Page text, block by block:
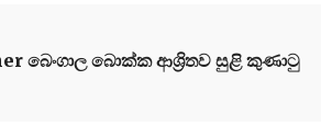
බෙංගාල බොක්ක ආශ්‍රිතව සුළි කුණාටු